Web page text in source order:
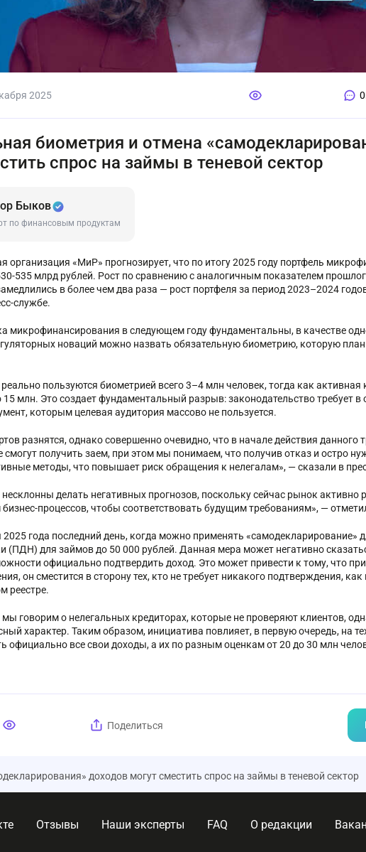
2025 0
биометрия и отмена
спрос на займы в теневой сектор
Быков
по финансовым продуктам
организация «МиР» прогнозирует, что по итогу 2025 году портфель
535 млрд рублей. Рост по сравнению с аналогичным показателем
в более чем два раза — рост портфеля за период 2023–2024
службе.
микрофинансирования в следующем году фундаментальны, в качестве
новаций можно назвать обязательную биометрию, которую
пользуются биометрией всего 3–4 млн человек, тогда как
15 млн. Это создает фундаментальный разрыв: законодательство требует в
которым целевая аудитория массово не пользуется.
разнятся, однако совершенно очевидно, что в начале действия данного
смогут получить заем, при этом мы понимаем, что получив отказ и остро
методы, что повышает риск обращения к нелегалам», — сказали в
делать негативных прогнозов, поскольку сейчас рынок активно
бизнес-процессов, чтобы соответствовать будущим требованиям», —
года последний день, когда можно применять «самодекларирование»
(ПДН) для займов до 50 000 рублей. Данная мера может негативно
официально подтвердить доход. Это может привести к тому, что
он сместится в сторону тех, кто не требует никакого подтверждения,
реестре.
мы говорим о нелегальных кредиторах, которые не проверяют клиентов,
характер. Таким образом, инициатива повлияет, в первую очередь, на
официально все свои доходы, а их по разным оценкам от 20 до 30 млн
Поделиться
доходов могут сместить спрос на займы в теневой сектор
Отзывы Наши эксперты FAQ О редакции